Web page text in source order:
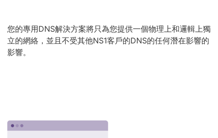
您的專用DNS解決方案將只為您提供一個物理上和邏輯上獨
立的網絡，並且不受其他NS1客戶的DNS的任何潛在影響的
影響。